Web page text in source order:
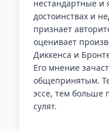
нестандартные и
достоинствах и
признает
оценивает
Диккенса и
Его мнение
общепринятым.
эссе, тем больше
сулят.